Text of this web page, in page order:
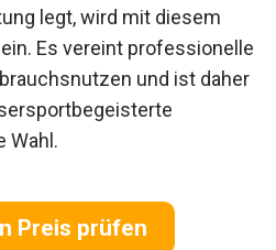
legt, wird mit diesem
Es vereint professionelle
und ist daher
Wahl.
Preis prüfen